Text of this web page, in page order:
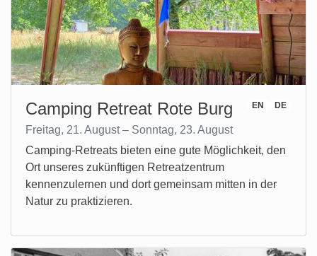
DE
EN
Camping Retreat Rote Burg
Freitag, 21. August – Sonntag, 23. August
Camping-Retreats bieten eine gute Möglichkeit, den
Ort unseres zukünftigen Retreatzentrum
kennenzulernen und dort gemeinsam mitten in der
Natur zu praktizieren.